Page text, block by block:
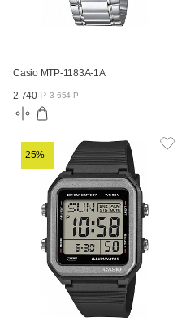
Casio MTP-1183A-1A
2 740 Р 3 654 Р
25%